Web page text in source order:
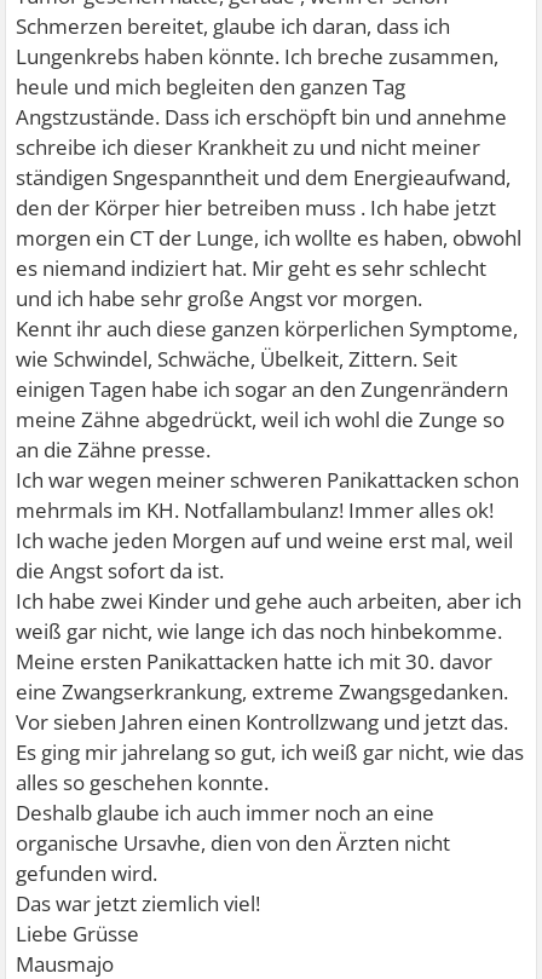
Schmerzen bereitet, glaube ich daran, dass ich
Lungenkrebs haben könnte. Ich breche zusammen,
heule und mich begleiten den ganzen Tag
Angstzustände. Dass ich erschöpft bin und annehme
schreibe ich dieser Krankheit zu und nicht meiner
ständigen Sngespanntheit und dem Energieaufwand,
den der Körper hier betreiben muss . Ich habe jetzt
morgen ein CT der Lunge, ich wollte es haben, obwohl
es niemand indiziert hat. Mir geht es sehr schlecht
und ich habe sehr große Angst vor morgen.
Kennt ihr auch diese ganzen körperlichen Symptome,
wie Schwindel, Schwäche, Übelkeit, Zittern. Seit
einigen Tagen habe ich sogar an den Zungenrändern
meine Zähne abgedrückt, weil ich wohl die Zunge so
an die Zähne presse.
Ich war wegen meiner schweren Panikattacken schon
mehrmals im KH. Notfallambulanz! Immer alles ok!
Ich wache jeden Morgen auf und weine erst mal, weil
die Angst sofort da ist.
Ich habe zwei Kinder und gehe auch arbeiten, aber ich
weiß gar nicht, wie lange ich das noch hinbekomme.
Meine ersten Panikattacken hatte ich mit 30. davor
eine Zwangserkrankung, extreme Zwangsgedanken.
Vor sieben Jahren einen Kontrollzwang und jetzt das.
Es ging mir jahrelang so gut, ich weiß gar nicht, wie das
alles so geschehen konnte.
Deshalb glaube ich auch immer noch an eine
organische Ursavhe, dien von den Ärzten nicht
gefunden wird.
Das war jetzt ziemlich viel!
Liebe Grüsse
Mausmajo